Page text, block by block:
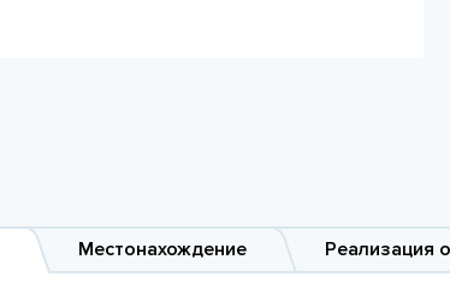
Местонахождение Реализация